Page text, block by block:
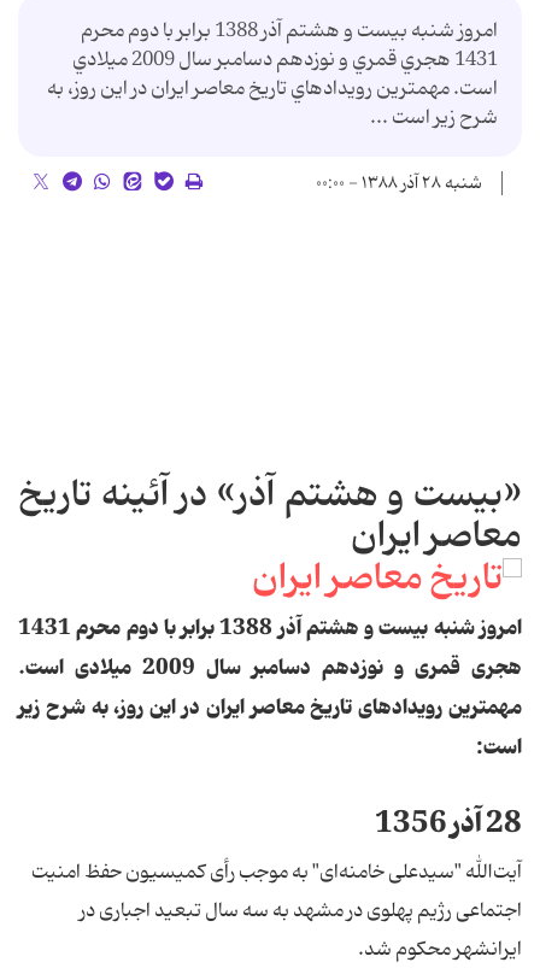
امروز شنبه بيست و هشتم آذر 1388 برابر با دوم محرم
1431 هجري قمري و نوزدهم دسامبر سال 2009 ميلادي
است. مهمترين رويدادهاي تاريخ معاصر ايران در اين روز، به
شرح زير است ...
شنبه ۲۸ آذر ۱۳۸۸ - ۰۰:۰۰
«بیست و هشتم آذر» در آئینه تاریخ
معاصر ایران
امروز شنبه بیست و هشتم آذر 1388 برابر با دوم محرم 1431
هجری قمری و نوزدهم دسامبر سال 2009 میلادی است.
مهمترین رویدادهای تاریخ معاصر ایران در این روز، به شرح زیر
است:
28 آذر 1356
آیت‌الله "سیدعلی خامنه‌ای" به موجب رأی کمیسیون حفظ امنیت
اجتماعی رژیم پهلوی در مشهد به سه سال تبعید اجباری در
ایرانشهر محکوم شد.